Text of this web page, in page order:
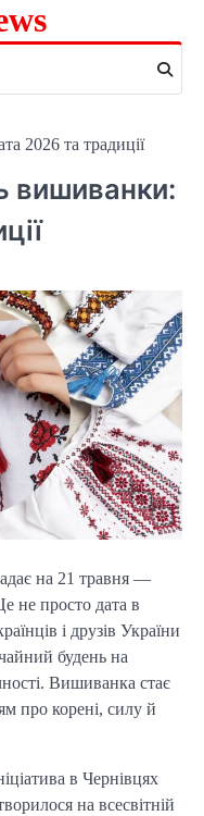
2026 та традиції
вишиванки:
на 21 травня —
не просто дата в
і друзів України
будень на
Вишиванка стає
про корені, силу й
в Чернівцях
на всесвітній